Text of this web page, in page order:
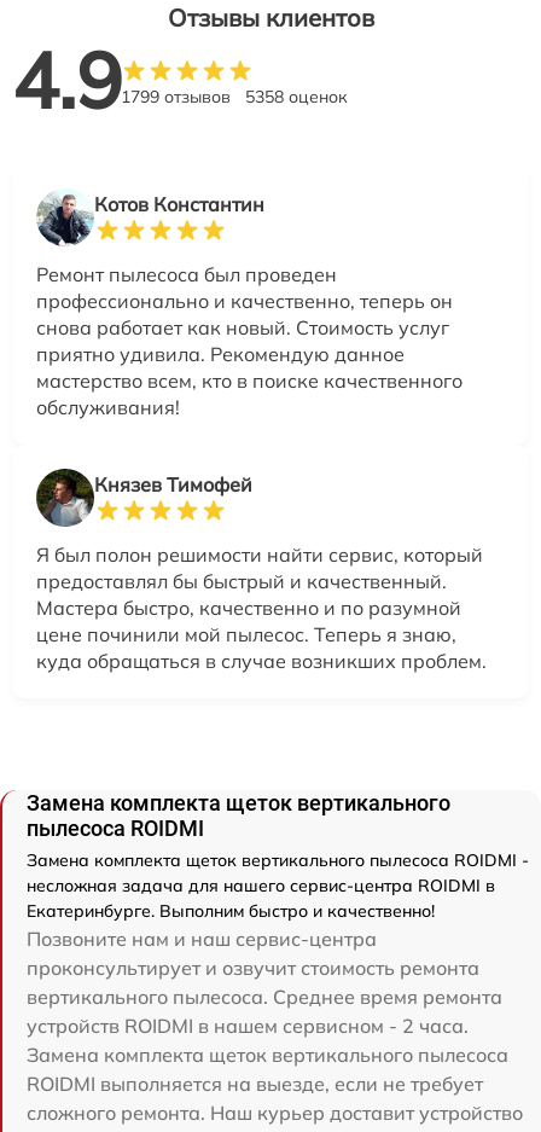
Отзывы клиентов
4.91799 отзывов 5358 оценок
Котов Константин
Ремонт пылесоса был проведен
профессионально и качественно, теперь он
снова работает как новый. Стоимость услуг
приятно удивила. Рекомендую данное
мастерство всем, кто в поиске качественного
обслуживания!
Князев Тимофей
Я был полон решимости найти сервис, который
предоставлял бы быстрый и качественный.
Мастера быстро, качественно и по разумной
цене починили мой пылесос. Теперь я знаю,
куда обращаться в случае возникших проблем.
Замена комплекта щеток вертикального
пылесоса ROIDMI
Замена комплекта щеток вертикального пылесоса ROIDMI -
несложная задача для нашего сервис-центра ROIDMI в
Екатеринбурге. Выполним быстро и качественно!
Позвоните нам и наш сервис-центра
проконсультирует и озвучит стоимость ремонта
вертикального пылесоса. Среднее время ремонта
устройств ROIDMI в нашем сервисном - 2 часа.
Замена комплекта щеток вертикального пылесоса
ROIDMI выполняется на выезде, если не требует
сложного ремонта. Наш курьер доставит устройство